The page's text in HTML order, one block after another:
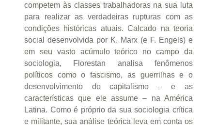
competem às classes trabalhadoras na sua luta
para realizar as verdadeiras rupturas com as
condições históricas atuais. Calcado na teoria
social desenvolvida por K. Marx (e F. Engels) e
em seu vasto acúmulo teórico no campo da
sociologia, Florestan analisa fenômenos
políticos como o fascismo, as guerrilhas e o
desenvolvimento do capitalismo – e as
características que ele assume – na América
Latina. Como é próprio da sua sociologia crítica
e militante, sua análise teórica leva em conta os